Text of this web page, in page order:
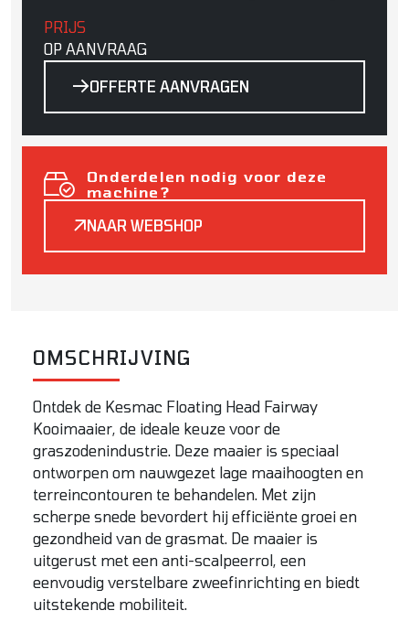
PRIJS
OP AANVRAAG
OFFERTE AANVRAGEN
Onderdelen nodig voor deze
machine?
NAAR WEBSHOP
OMSCHRIJVING
Ontdek de Kesmac Floating Head Fairway
Kooimaaier, de ideale keuze voor de
graszodenindustrie. Deze maaier is speciaal
ontworpen om nauwgezet lage maaihoogten en
terreincontouren te behandelen. Met zijn
scherpe snede bevordert hij efficiënte groei en
gezondheid van de grasmat. De maaier is
uitgerust met een anti-scalpeerrol, een
eenvoudig verstelbare zweefinrichting en biedt
uitstekende mobiliteit.